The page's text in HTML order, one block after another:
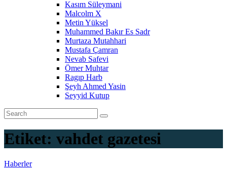
Kasım Süleymani
Malcolm X
Metin Yüksel
Muhammed Bakır Es Sadr
Murtaza Mutahhari
Mustafa Çamran
Nevab Safevi
Ömer Muhtar
Ragıp Harb
Şeyh Ahmed Yasin
Seyyid Kutup
Etiket: vahdet gazetesi
Haberler